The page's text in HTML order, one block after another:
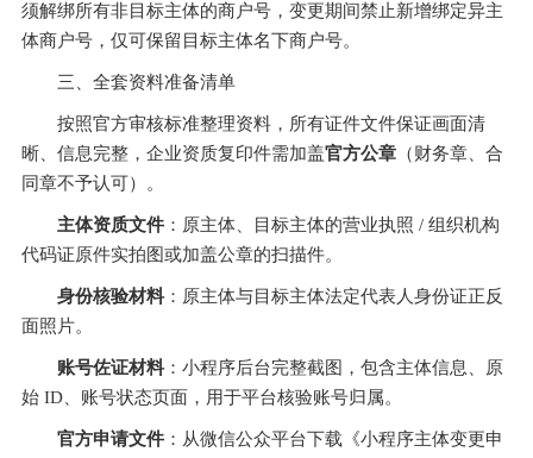
须解绑所有非目标主体的商户号，变更期间禁止新增绑定异主
体商户号，仅可保留目标主体名下商户号。
三、全套资料准备清单
按照官方审核标准整理资料，所有证件文件保证画面清
晰、信息完整，企业资质复印件需加盖官方公章 （财务章、合
同章不予认可）。
主体资质文件 ：原主体、目标主体的营业执照 / 组织机构
代码证原件实拍图或加盖公章的扫描件。
身份核验材料 ：原主体与目标主体法定代表人身份证正反
面照片。
账号佐证材料 ：小程序后台完整截图，包含主体信息、原
始 ID、账号状态页面，用于平台核验账号归属。
官方申请文件 ：从微信公众平台下载《小程序主体变更申